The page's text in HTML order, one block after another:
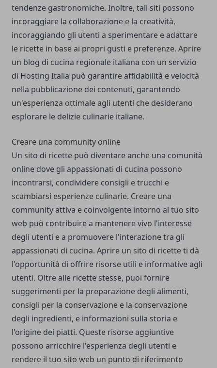
tendenze gastronomiche. Inoltre, tali siti possono
incoraggiare la collaborazione e la creatività,
incoraggiando gli utenti a sperimentare e adattare
le ricette in base ai propri gusti e preferenze. Aprire
un blog di cucina regionale italiana con un servizio
di Hosting Italia può garantire affidabilità e velocità
nella pubblicazione dei contenuti, garantendo
un'esperienza ottimale agli utenti che desiderano
esplorare le delizie culinarie italiane.
Creare una community online
Un sito di ricette può diventare anche una comunità
online dove gli appassionati di cucina possono
incontrarsi, condividere consigli e trucchi e
scambiarsi esperienze culinarie. Creare una
community attiva e coinvolgente intorno al tuo sito
web può contribuire a mantenere vivo l'interesse
degli utenti e a promuovere l'interazione tra gli
appassionati di cucina. Aprire un sito di ricette ti dà
l'opportunità di offrire risorse utili e informative agli
utenti. Oltre alle ricette stesse, puoi fornire
suggerimenti per la preparazione degli alimenti,
consigli per la conservazione e la conservazione
degli ingredienti, e informazioni sulla storia e
l'origine dei piatti. Queste risorse aggiuntive
possono arricchire l'esperienza degli utenti e
rendere il tuo sito web un punto di riferimento